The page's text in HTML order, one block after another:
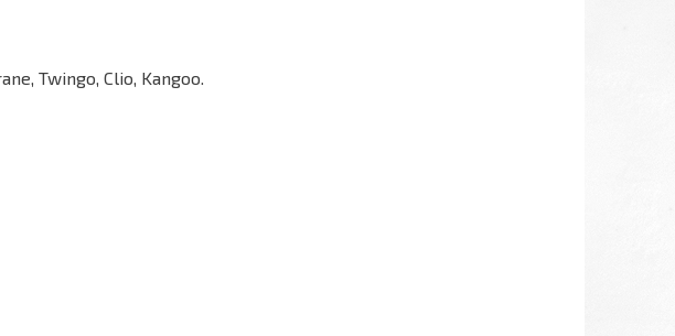
Twingo, Clio, Kangoo.